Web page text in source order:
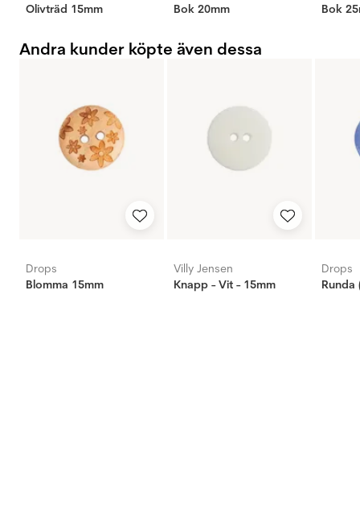
Olivträd 15mm
Bok 20mm
Bok
Andra kunder köpte även dessa
Drops
Blomma 15mm
Villy Jensen
Knapp - Vit - 15mm
Drops
Runda